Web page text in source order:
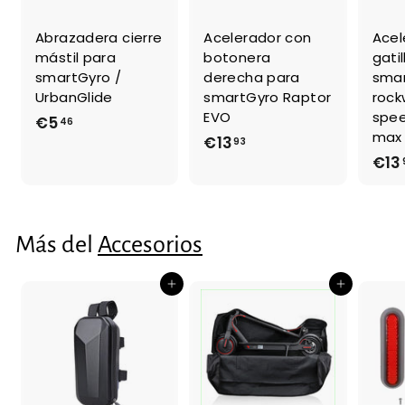
Abrazadera cierre
mástil para
smartGyro /
UrbanGlide
€5 46
Acelerador con
botonera
derecha para
smartGyro Raptor
EVO
€1393
max
€13
Más del Accesorios
Agregar al carrito Agregar al carrito